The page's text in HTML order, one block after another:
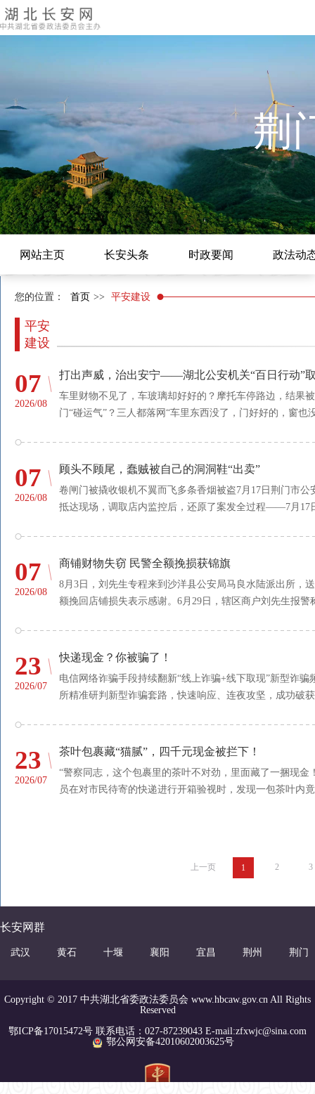
荆
网站主页 长安头条 时政要闻 政法动
您的位置： 首页 >> 平安建设
平安
建设
07
2026/08
打出声威，治出安宁——湖北公安机关“百日行动”
车里财物不见了，车玻璃却好好的？摩托车停路边，结果
门“碰运气”？三人都落网“车里东西没了，门好好的，窗也
07
2026/08
顾头不顾尾，蠢贼被自己的洞洞鞋“出卖”
卷闸门被撬收银机不翼而飞多条香烟被盗7月17日荆门市
抵达现场，调取店内监控后，还原了案发全过程——7月17
07
2026/08
商铺财物失窃 民警全额挽损获锦旗
8月3日，刘先生专程来到沙洋县公安局马良水陆派出所，
额挽回店铺损失表示感谢。6月29日，辖区商户刘先生报
23
2026/07
快递现金？你被骗了！
电信网络诈骗手段持续翻新“线上诈骗+线下取现”新型诈
所精准研判新型诈骗套路，快速响应、连夜攻坚，成功破
23
2026/07
茶叶包裹藏“猫腻”，四千元现金被拦下！
“警察同志，这个包裹里的茶叶不对劲，里面藏了一捆现
员在对市民待寄的快递进行开箱验视时，发现一包茶叶内
上一页 1 2 3
长安网群
武汉 黄石 十堰 襄阳 宜昌 荆州 荆门
Copyright © 2017 中共湖北省委政法委员会 www.hbcaw.gov.cn All Rights
Reserved
鄂ICP备17015472号 联系电话：027-87239043 E-mail:zfxwjc@sina.com
鄂公网安备42010602003625号